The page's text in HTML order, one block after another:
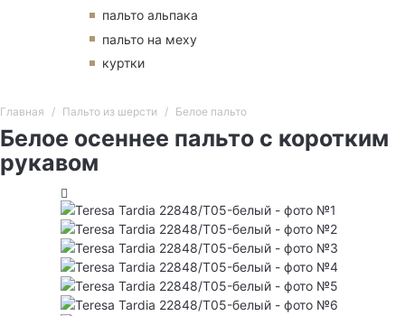
пальто альпака
пальто на меху
куртки
Главная Пальто из шерсти Белое пальто
Белое осеннее пальто с коротким
рукавом